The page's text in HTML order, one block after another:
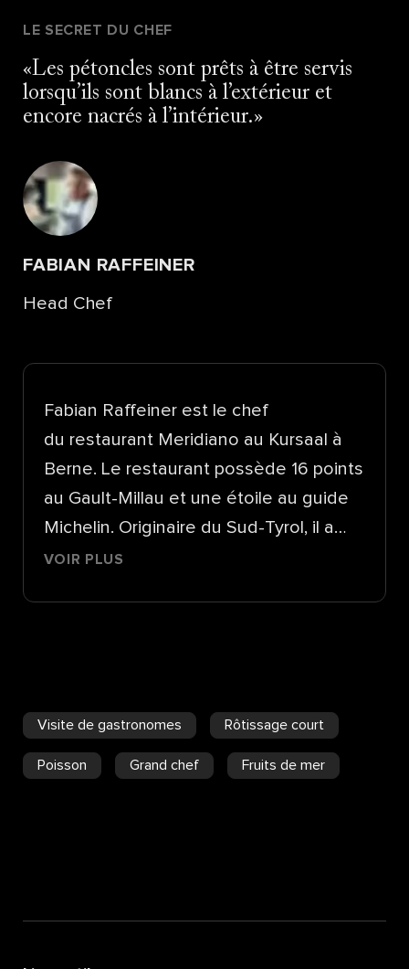
LE SECRET DU CHEF
Les pétoncles sont prêts à être servis
lorsqu’ils sont blancs à l’extérieur et
encore nacrés à l’intérieur.
FABIAN RAFFEINER
Head Chef
Fabian Raffeiner est le chef
du restaurant Meridiano au Kursaal à
Berne. Le restaurant possède 16 points
au Gault-Millau et une étoile au guide
Michelin. Originaire du Sud-Tyrol, il a
effectué son apprentissage dans
gastronomique Sens de l'hôtel
Vitznauerhof situé sur les rives du lac
VOIR PLUS
Visite de gastronomes Rôtissage court
Poisson Grand chef Fruits de mer